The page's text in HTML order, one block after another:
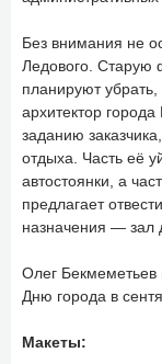
Без внимания не
Ледового. Старую
планируют
архитектор
заданию
отдыха. Часть её
автостоянки, а
предлагает
назначения — зал
Олег Бекмеметьев
Дню города в
Макеты: